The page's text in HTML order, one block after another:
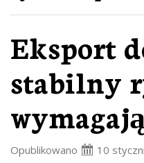
Eksport
stabilny
Opublikowano 10